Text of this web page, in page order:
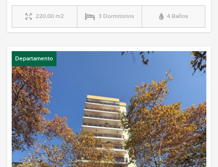
220,00 m2 3 Dormitorios 4 Baños
Departamento